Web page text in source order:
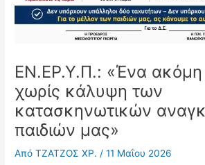
ΕΝ.ΕΡ.Υ.Π.: «Ένα ακόμη
χωρίς κάλυψη των
κατασκηνωτικών
παιδιών μας»
ΑπόΤΖΑΤΖΟΣ ΧΡ./11 Μαΐου 2026